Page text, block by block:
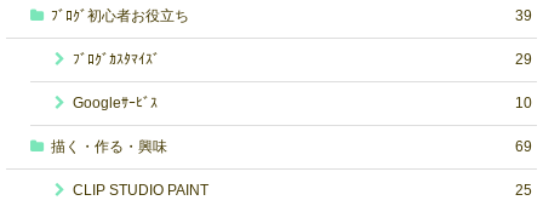
ﾌﾞﾛｸﾞ初心者お役立ち 39
ﾌﾞﾛｸﾞｶｽﾀﾏｲｽﾞ 29
Googleｻｰﾋﾞｽ 10
描く・作る・興味 69
CLIP STUDIO PAINT 25